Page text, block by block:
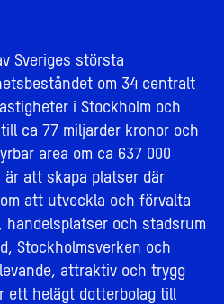
Sveriges största
om 34 centralt
i Stockholm och
ca 77 miljarder kronor och
area om ca 637 000
är att skapa platser där
att utveckla och förvalta
och stadsrum
Stockholmsverken och
attraktiv och trygg
ett helägt dotterbolag till